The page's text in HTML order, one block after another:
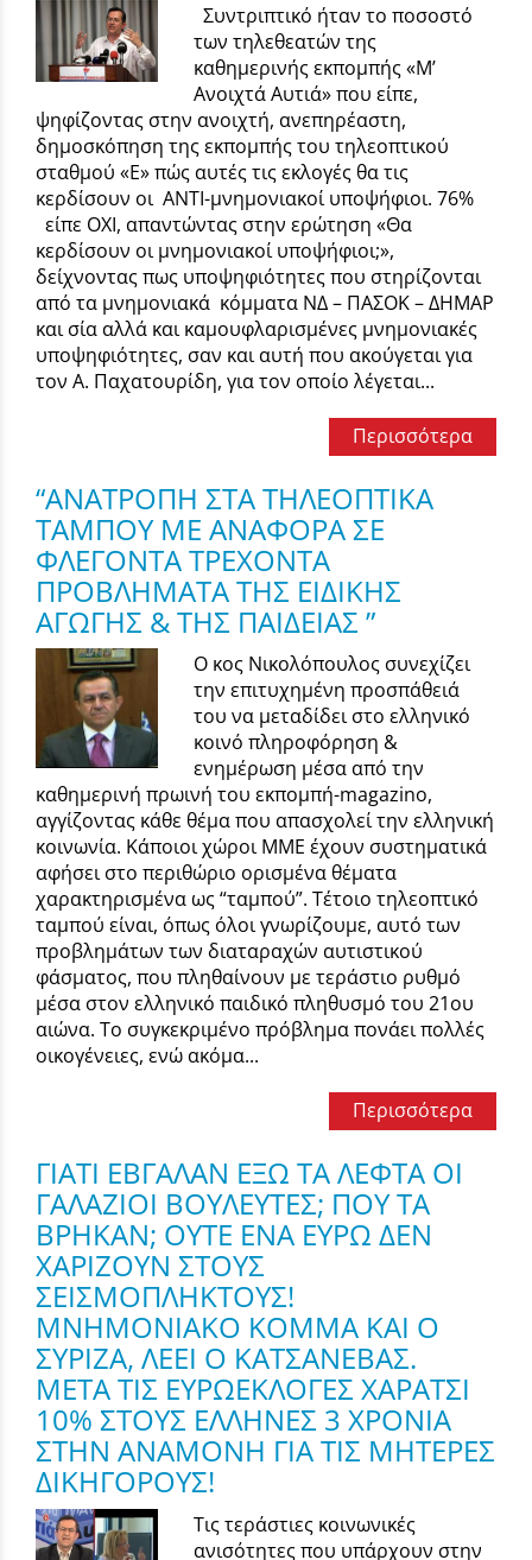
Συντριπτικό ήταν το ποσοστό
των τηλεθεατών της
καθημερινής εκπομπής «Μ’
Ανοιχτά Αυτιά» που είπε,
ψηφίζοντας στην ανοιχτή, ανεπηρέαστη,
δημοσκόπηση της εκπομπής του τηλεοπτικού
σταθμού «Ε» πώς αυτές τις εκλογές θα τις
κερδίσουν οι ΑΝΤΙ-μνημονιακοί υποψήφιοι. 76%
είπε ΟΧΙ, απαντώντας στην ερώτηση «Θα
κερδίσουν οι μνημονιακοί υποψήφιοι;»,
δείχνοντας πως υποψηφιότητες που στηρίζονται
από τα μνημονιακά κόμματα ΝΔ – ΠΑΣΟΚ – ΔΗΜΑΡ
και σία αλλά και καμουφλαρισμένες μνημονιακές
υποψηφιότητες, σαν και αυτή που ακούγεται για
τον Α. Παχατουρίδη, για τον οποίο λέγεται...
Περισσότερα
“ΑΝΑΤΡΟΠΗ ΣΤΑ ΤΗΛΕΟΠΤΙΚΑ
ΤΑΜΠΟΥ ΜΕ ΑΝΑΦΟΡΑ ΣΕ
ΦΛΕΓΟΝΤΑ ΤΡΕΧΟΝΤΑ
ΠΡΟΒΛΗΜΑΤΑ ΤΗΣ ΕΙΔΙΚΗΣ
ΑΓΩΓΗΣ & ΤΗΣ ΠΑΙΔΕΙΑΣ ”
Ο κος Νικολόπουλος συνεχίζει
την επιτυχημένη προσπάθειά
του να μεταδίδει στο ελληνικό
κοινό πληροφόρηση &
ενημέρωση μέσα από την
καθημερινή πρωινή του εκπομπή-magazino,
αγγίζοντας κάθε θέμα που απασχολεί την ελληνική
κοινωνία. Κάποιοι χώροι ΜΜΕ έχουν συστηματικά
αφήσει στο περιθώριο ορισμένα θέματα
χαρακτηρισμένα ως “ταμπού”. Τέτοιο τηλεοπτικό
ταμπού είναι, όπως όλοι γνωρίζουμε, αυτό των
προβλημάτων των διαταραχών αυτιστικού
φάσματος, που πληθαίνουν με τεράστιο ρυθμό
μέσα στον ελληνικό παιδικό πληθυσμό του 21ου
αιώνα. Το συγκεκριμένο πρόβλημα πονάει πολλές
οικογένειες, ενώ ακόμα...
Περισσότερα
ΓΙΑΤΙ ΕΒΓΑΛΑΝ ΕΞΩ ΤΑ ΛΕΦΤΑ ΟΙ
ΓΑΛΑΖΙΟΙ ΒΟΥΛΕΥΤΕΣ; ΠΟΥ ΤΑ
ΒΡΗΚΑΝ; ΟΥΤΕ ΕΝΑ ΕΥΡΩ ΔΕΝ
ΧΑΡΙΖΟΥΝ ΣΤΟΥΣ
ΣΕΙΣΜΟΠΛΗΚΤΟΥΣ!
ΜΝΗΜΟΝΙΑΚΟ ΚΟΜΜΑ ΚΑΙ Ο
ΣΥΡΙΖΑ, ΛΕΕΙ Ο ΚΑΤΣΑΝΕΒΑΣ.
ΜΕΤΑ ΤΙΣ ΕΥΡΩΕΚΛΟΓΕΣ ΧΑΡΑΤΣΙ
10% ΣΤΟΥΣ ΕΛΛΗΝΕΣ 3 ΧΡΟΝΙΑ
ΣΤΗΝ ΑΝΑΜΟΝΗ ΓΙΑ ΤΙΣ ΜΗΤΕΡΕΣ
ΔΙΚΗΓΟΡΟΥΣ!
Τις τεράστιες κοινωνικές
ανισότητες που υπάρχουν στην